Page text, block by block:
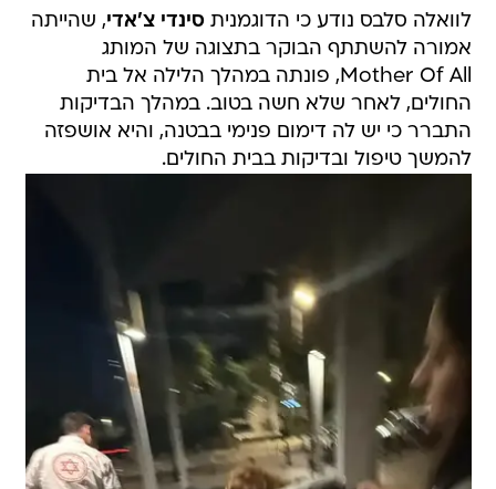
לוואלה סלבס נודע כי הדוגמניתסינדי צ'אדי, שהייתה
אמורה להשתתף הבוקר בתצוגה של המותג
Mother Of All, פונתה במהלך הלילה אל בית
החולים, לאחר שלא חשה בטוב. במהלך הבדיקות
התברר כי יש לה דימום פנימי בבטנה, והיא אושפזה
להמשך טיפול ובדיקות בבית החולים.